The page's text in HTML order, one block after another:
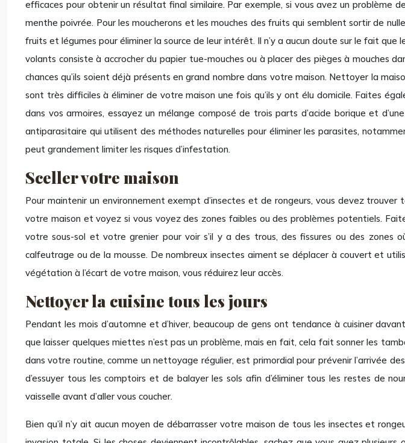
efficaces pour obtenir un résultat final similaire. Par exemple, si vous avez un problème
menthe poivrée. Pour les moucherons et les mouches des fruits qui semblent sortir de
fruits et légumes pour éliminer la source de leur intérêt. Il n’y a aucun doute sur le fait
volants consiste à accrocher du papier tue-mouches ou à placer des pièges à mouches
chances qu’ils soient déjà présents en grand nombre dans votre maison. Nettoyer la
sont très difficiles à éliminer de votre maison une fois qu’ils y ont élu domicile. Faites
dans vos armoires, essayez un mélange composé de trois parts d’acide borique et
antiparasitaire qui utilisent des méthodes naturelles pour éliminer les parasites,
peut grandement limiter les risques d’infestation.
Sceller votre maison
Pour maintenir un environnement exempt d’insectes et de rongeurs, vous devez
votre maison et voyez si vous voyez des zones faibles ou des problèmes potentiels.
votre sous-sol et votre grenier pour voir s’il y a des trous, des fissures ou des zones
calfeutrage ou de la mousse. De nombreux insectes aiment se déplacer à couvert et
végétation à l’écart de votre maison, vous réduirez leur accès.
Nettoyer la cuisine tous les jours
Pendant les mois d’automne et d’hiver, beaucoup de gens ont tendance à cuisiner
que laisser quelques miettes n’est pas un problème, mais en fait, cela fait sonner les
dans votre routine, comme un nettoyage régulier, est primordial pour prévenir l’arrivée
d’essuyer tous les comptoirs et de balayer les sols afin d’éliminer tous les restes de
vaisselle avant d’aller vous coucher.
Bien qu’il n’y ait aucun moyen de débarrasser votre maison de tous les insectes et